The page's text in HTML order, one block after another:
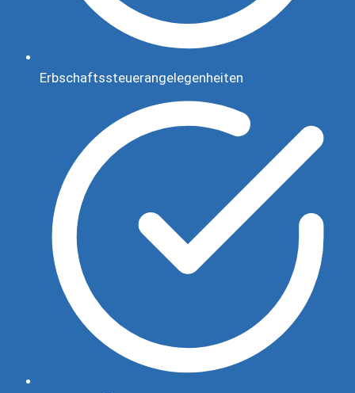
Erbschaftssteuerangelegenheiten